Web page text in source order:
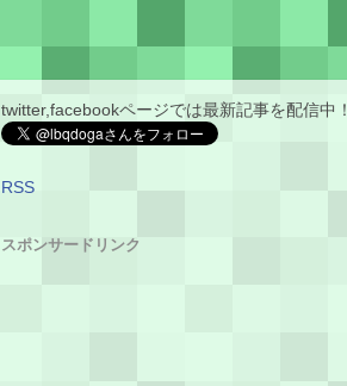
twitter,facebookページでは最新記事を配信中！
RSS
スポンサードリンク